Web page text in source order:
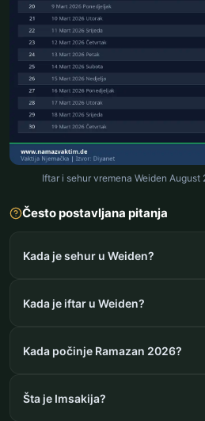
Iftar i sehur vremena Weiden
Često postavljana pitanja
Kada je sehur u Weiden?
Kada je iftar u Weiden?
Kada počinje Ramazan 2026?
Šta je Imsakija?